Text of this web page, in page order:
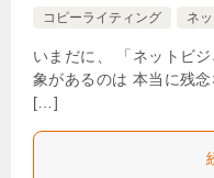
コピーライティング
ネ
いまだに、 「ネットビ
象があるのは 本当に残
[…]